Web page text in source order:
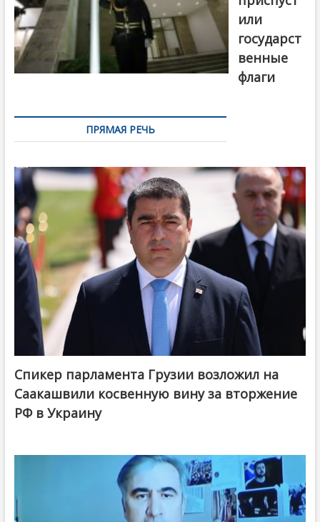
или
государст
венные
флаги
ПРЯМАЯ РЕЧЬ
Спикер парламента Грузии возложил на
Саакашвили косвенную вину за вторжение
РФ в Украину